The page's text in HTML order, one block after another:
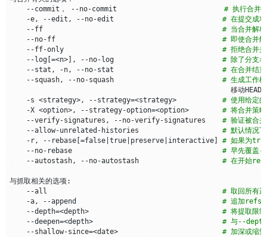
    --commit， --no-commit
# 执行合并
    -e, --edit, --no-edit
# 在提交成功
    --ff
# 当合并解析
    --no-ff
# 即使合并解
    --ff-only
# 拒绝合并并
    --log
[=<n>] , --no-log # 除了分支名
    --stat, -n, --no-stat
# 在合并结
    --squash, --no-squash
# 生成工作树
移动HEAD
    -s <strategy>, --strategy
=<strategy> # 使用给定
    -X <option>, --strategy-option
=<option> # 将合并策略
    --verify-signatures, --no-verify-signatures
# 验证被合并
    --allow-unrelated-histories
# 默认情况
    -r, --rebase
[=false| true| preserve| interactive]
# 如果为true
    --no-rebase
# 早先覆盖
    --autostash, --no-autostash
# 在开始
    --all
# 取回所有
    -a, --append
# 追加refs的
    --depth
=<depth> # 将提取限制
    --deepen
=<depth> # 与--depth
    --shallow-since
=<date> # 加深或缩